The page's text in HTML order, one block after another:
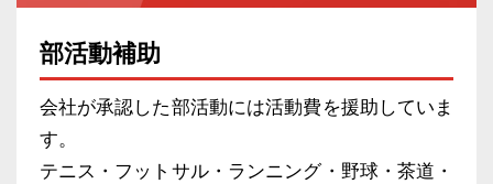
部活動補助
会社が承認した部活動には活動費を援助していま
す。
テニス・フットサル・ランニング・野球・茶道・